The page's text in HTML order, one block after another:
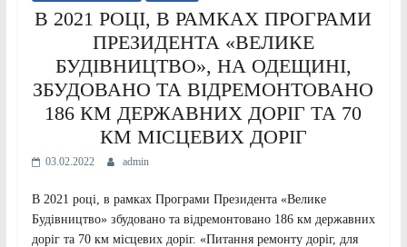
В 2021 РОЦІ, В РАМКАХ ПРОГРАМИ
ПРЕЗИДЕНТА «ВЕЛИКЕ
БУДІВНИЦТВО», НА ОДЕЩИНІ,
ЗБУДОВАНО ТА ВІДРЕМОНТОВАНО
186 КМ ДЕРЖАВНИХ ДОРІГ ТА 70
КМ МІСЦЕВИХ ДОРІГ
03.02.2022 admin
В 2021 році, в рамках Програми Президента «Велике
Будівництво» збудовано та відремонтовано 186 км державних
доріг та 70 км місцевих доріг. «Питання ремонту доріг, для